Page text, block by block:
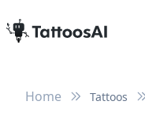
Home Tattoos